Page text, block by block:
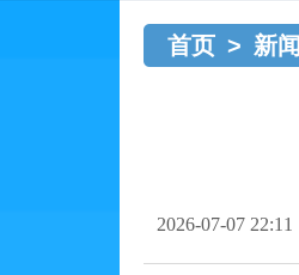
首页 > 新闻
2026-07-07 22:11